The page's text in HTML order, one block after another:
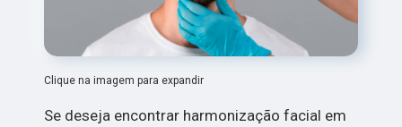
Clique na imagem para expandir
Se deseja encontrar harmonização facial em